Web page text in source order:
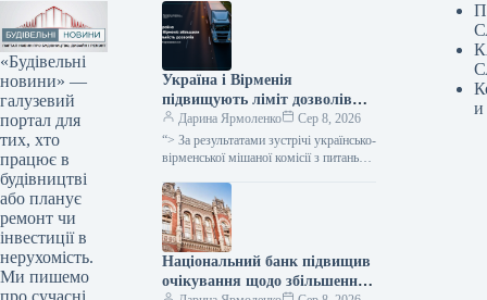
«Будівельні
новини» —
галузевий
портал для
тих, хто
працює в
будівництві
або планує
ремонт чи
інвестиції в
нерухомість.
Ми пишемо
про сучасні
Україна і Вірменія
підвищують ліміт дозволів
для міжнародних
автомобільних перевезень на
600 одиниць.
Дарина Ярмоленко
Сер 8, 2026
“> За результатами зустрічі українсько-
вірменської мішаної комісії з питань
перевезень, Україна разом із
Вірменією прийняли рішення про
збільшення…
Національний банк підвищив
очікування щодо збільшення
и